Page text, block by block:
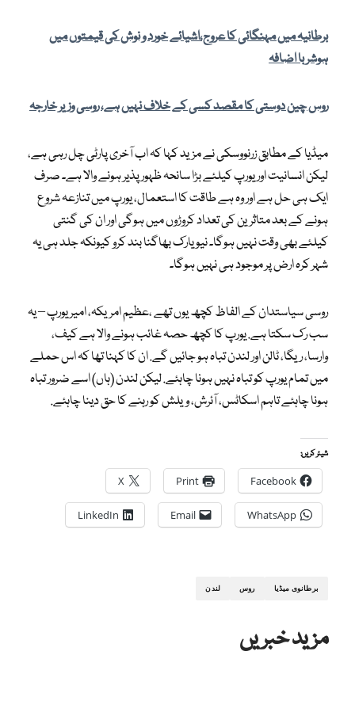
برطانیہ میں مہنگائی کا عروج،اشیائے خورد و نوش کی قیمتوں میں
ہوشربا اضافہ
روس چین دوستی کا مقصد کسی کے خلاف نہیں ہے، روسی وزیر خارجہ
میڈیا کے مطابق زرنووسکی نے مزید کہا کہ اب آخری پارٹی چل رہی ہے،
لیکن انسانیت اور یورپ کیلئے بڑا سانحہ ظہور پذیر ہونے والا ہے۔ صرف
ایک ہی حل ہے اور وہ ہے طاقت کا استعمال، یورپ میں تنازعہ شروع
ہونے کے بعد متاثرین کی تعداد کروڑوں میں ہوگی اور ان کی گنتی
کیلئے بھی وقت نہیں ہوگا۔ نیو یارک بھاگنا بند کرو کیونکہ جلد ہی یہ
شہر کرہ ارض پر موجود ہی نہیں ہوگا۔
روسی سیاستدان کے الفاظ کچھ یوں تھے ،عظیم امریکہ، امیر یورپ – یہ
سب رک سکتا ہے. یورپ کا کچھ حصہ غائب ہونے والا ہے کیف،
وارسا، ریگا، ٹالن اور لندن تباہ ہو جائیں گے. ان کا کہنا تھا کہ اس حملے
میں تمام یورپ کو تباہ نہیں ہونا چاہئے. لیکن لندن (ہاں) اسے ضرور تباہ
ہونا چاہئے تاہم اسکاٹس، آئرش، ویلش کو رہنے کا حق دینا چاہئے.
شیئر کریں:
Facebook
Print
X
WhatsApp
Email
LinkedIn
برطانوی میڈیا روس لندن
مزید خبریں